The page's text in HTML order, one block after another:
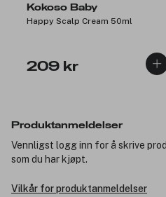
Kokoso Baby
Happy Scalp Cream 50ml
209 kr
Produktanmeldelser
Vennligst logg inn for å skrive
som du har kjøpt.
Vilkår for produktanmeldelser